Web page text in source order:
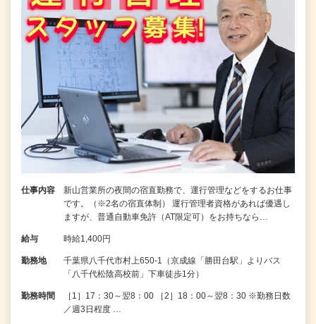
仕事内容
新山営業所の夜間の宿直勤務で、運行管理などをするお仕事
です。（※2名の宿直体制） 運行管理者資格があれば優遇し
ますが、普通自動車免許（AT限定可）をお持ちなら…
給与 時給1,400円
勤務地
千葉県八千代市村上650-1（京成線「勝田台駅」よりバス
「八千代松陰高校前」下車徒歩1分）
勤務時間
［1］17：30～翌8：00 ［2］18：00～翌8：30 ※勤務日数
／週3日程度 …